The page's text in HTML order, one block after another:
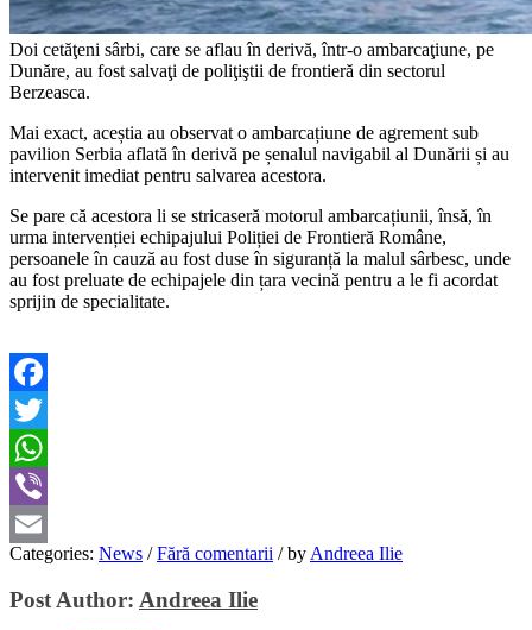
Doi cetăţeni sârbi, care se aflau în derivă, într-o ambarcaţiune, pe
Dunăre, au fost salvaţi de poliţiştii de frontieră din sectorul
Berzeasca.
Mai exact, aceștia au observat o ambarcațiune de agrement sub
pavilion Serbia aflată în derivă pe șenalul navigabil al Dunării și au
intervenit imediat pentru salvarea acestora.
Se pare că acestora li se stricaseră motorul ambarcațiunii, însă, în
urma intervenției echipajului Poliției de Frontieră Române,
persoanele în cauză au fost duse în siguranță la malul sârbesc, unde
au fost preluate de echipajele din țara vecină pentru a le fi acordat
sprijin de specialitate.
Facebook
Twitter
WhatsApp
Viber
Email
Categories: News / Fără comentarii /by Andreea Ilie
Post Author: Andreea Ilie